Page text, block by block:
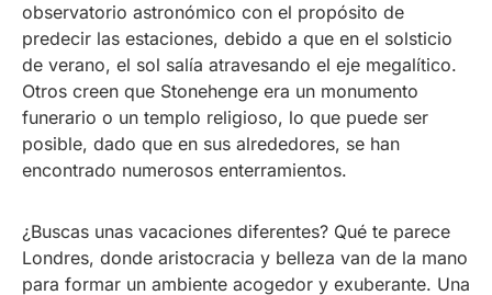
observatorio astronómico con el propósito de
predecir las estaciones, debido a que en el solsticio
de verano, el sol salía atravesando el eje megalítico.
Otros creen que Stonehenge era un monumento
funerario o un templo religioso, lo que puede ser
posible, dado que en sus alrededores, se han
encontrado numerosos enterramientos.
¿Buscas unas vacaciones diferentes? Qué te parece
Londres, donde aristocracia y belleza van de la mano
para formar un ambiente acogedor y exuberante. Una